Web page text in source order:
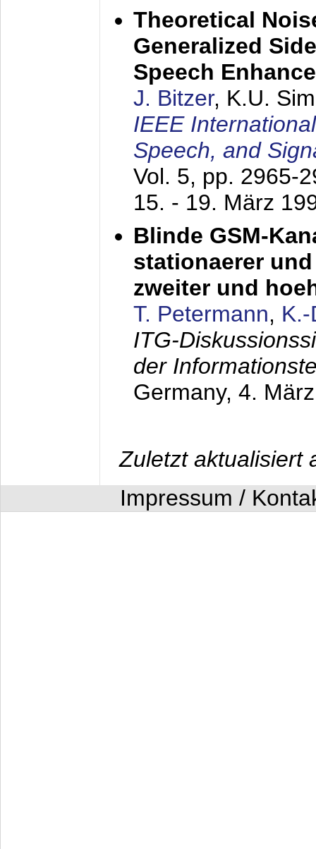
Theoretical
Generalized
Speech
J. Bitzer, K.U.
IEEE
Speech, and
Vol. 5, pp. 2965-
15. - 19. März
Blinde GSM-
stationaerer
zweiter und
T. Petermann,
ITG-
der
Germany, 4.
Zuletzt aktualisiert
Impressum /